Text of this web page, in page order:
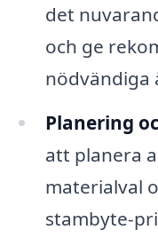
det
och ge
nödvändiga
Planering
att planera
materialval
stambyte-